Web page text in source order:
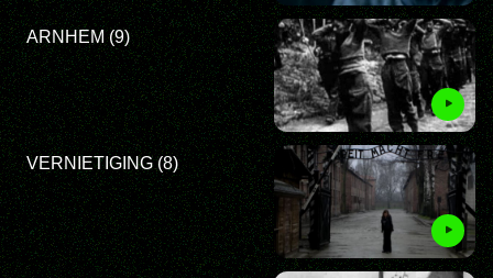
ARNHEM (9)
VERNIETIGING (8)